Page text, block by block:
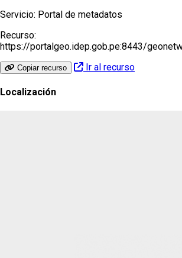
Servicio: Portal de metadatos
Recurso:
https://portalgeo.idep.gob.pe:8443/
Copiar recurso Ir al recurso
Localización